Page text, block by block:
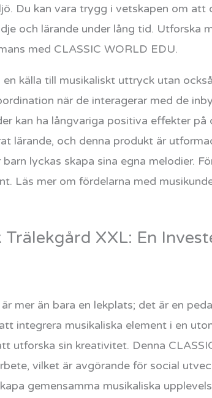
Du kan vara trygg i vetskapen om att
och lärande under lång tid. Utforska
med CLASSIC WORLD EDU.
källa till musikaliskt uttryck utan
när de interagerar med de
kan ha långvariga positiva effekter på
lärande, och denna produkt är
lyckas skapa sina egna melodier.
Läs mer om fördelarna med
Trälekgård XXL: En
mer än bara en lekplats; det är en
integrera musikaliska element i en
utforska sin kreativitet. Denna
vilket är avgörande för social
gemensamma musikaliska